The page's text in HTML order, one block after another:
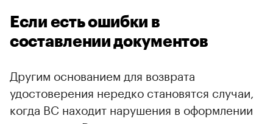
Если есть ошибки в
составлении документов
Другим основанием для возврата
удостоверения нередко становятся случаи,
когда ВС находит нарушения в оформлении